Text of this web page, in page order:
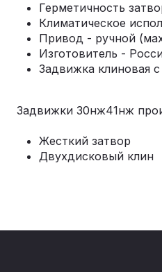
Герметичность
Климатическое
Привод - ручной
Изготовитель -
Задвижка клиновая
Задвижки 30нж41нж
Жесткий затвор
Двухдисковый клин